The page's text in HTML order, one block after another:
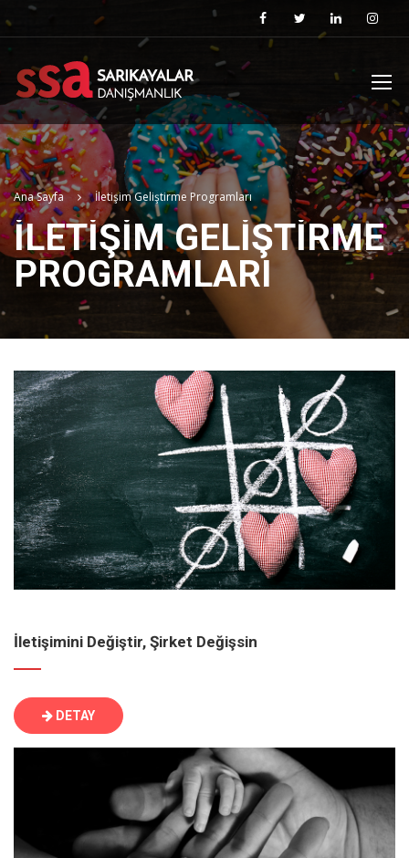
Ana Sayfa İletişim Geliştirme Programları
İLETIŞIM GELIŞTIRME
PROGRAMLARI
İletişimini Değiştir, Şirket Değişsin
DETAY